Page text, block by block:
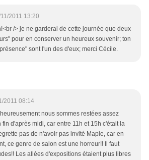
2011 13:20
/> je ne garderai de cette journée que deux
pour en conserver un heureux souvenir; ton
sont l'un des d'eux; merci Cécile.
2011 08:14
nous sommes restées assez
fin d'après midi, car entre 11h et 15h c'était la
pas de n'avoir pas invité Mapie, car en
ce genre de salon est une horreur!! Il faut
Les allées d'expositions étaient plus libres